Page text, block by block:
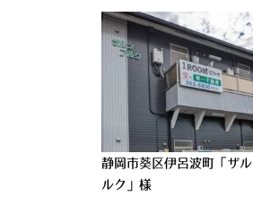
静岡市葵区伊呂波町「ザル
ルク」様